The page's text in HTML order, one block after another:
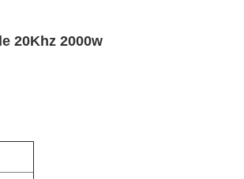
20Khz 2000w